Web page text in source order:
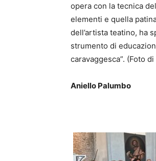
opera con la tecnica
elementi e quella
dell’artista teatino, ha
strumento di
caravaggesca”. (Foto di
Aniello Palumbo